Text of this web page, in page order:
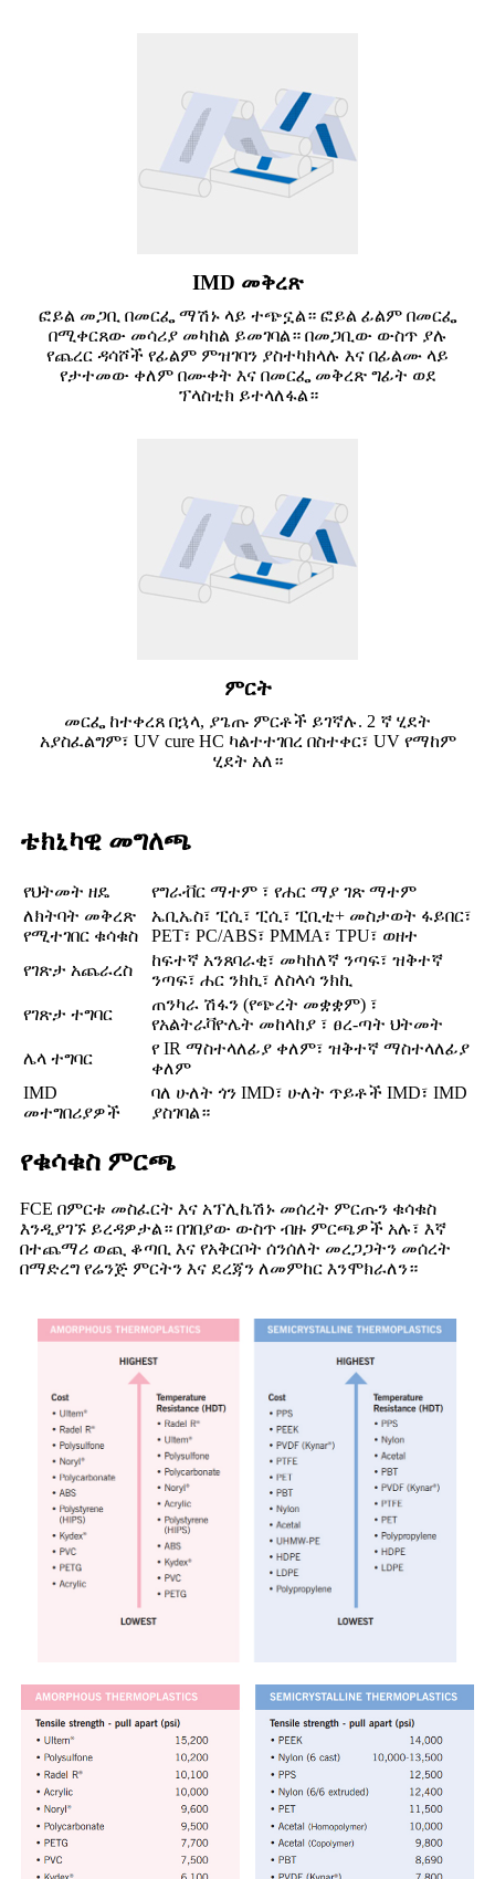
IMD መቅረጽ
ፎይል መጋቢ በመርፌ ማሽኑ ላይ ተጭኗል። ፎይል ፊልም በመርፌ
በሚቀርጸው መሳሪያ መካከል ይመገባል። በመጋቢው ውስጥ ያሉ
የጨረር ዳሳሾች የፊልም ምዝገባን ያስተካክላሉ እና በፊልሙ ላይ
የታተመው ቀለም በሙቀት እና በመርፌ መቅረጽ ግፊት ወደ
ፕላስቲክ ይተላለፋል።
ምርት
መርፌ ከተቀረጸ በኋላ, ያጌጡ ምርቶች ይገኛሉ. 2 ኛ ሂደት
አያስፈልግም፣ UV cure HC ካልተተገበረ በስተቀር፣ UV የማከም
ሂደት አለ።
ቴክኒካዊ መግለጫ
የህትመት ዘዴ
የግራቭር ማተም ፣ የሐር ማያ ገጽ ማተም
ለክትባት መቅረጽ
የሚተገበር ቁሳቁስ
ኤቢኤስ፣ ፒሲ፣ ፒሲ፣ ፒቢቲ+ መስታወት ፋይበር፣
PET፣ PC/ABS፣ PMMA፣ TPU፣ ወዘተ
የገጽታ አጨራረስ
ከፍተኛ አንጸባራቂ፣ መካከለኛ ንጣፍ፣ ዝቅተኛ
ንጣፍ፣ ሐር ንክኪ፣ ለስላሳ ንክኪ
የገጽታ ተግባር
ጠንካራ ሽፋን (የጭረት መቋቋም) ፣
የአልትራቫዮሌት መከላከያ ፣ ፀረ-ጣት ህትመት
ሌላ ተግባር
የ IR ማስተላለፊያ ቀለም፣ ዝቅተኛ ማስተላለፊያ
ቀለም
IMD
መተግበሪያዎች
ባለ ሁለት ጎን IMD፣ ሁለት ጥይቶች IMD፣ IMD
ያስገባል።
የቁሳቁስ ምርጫ
FCE በምርቱ መስፈርት እና አፕሊኬሽኑ መሰረት ምርጡን ቁሳቁስ
እንዲያገኙ ይረዳዎታል። በገበያው ውስጥ ብዙ ምርጫዎች አሉ፣ እኛ
በተጨማሪ ወጪ ቆጣቢ እና የአቅርቦት ሰንሰለት መረጋጋትን መሰረት
በማድረግ የሬንጅ ምርትን እና ደረጃን ለመምከር እንሞክራለን።